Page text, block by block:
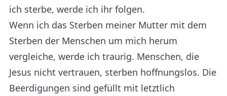
ich sterbe, werde ich ihr folgen.
Wenn ich das Sterben meiner Mutter mit dem
Sterben der Menschen um mich herum
vergleiche, werde ich traurig. Menschen, die
Jesus nicht vertrauen, sterben hoffnungslos. Die
Beerdigungen sind gefüllt mit letztlich